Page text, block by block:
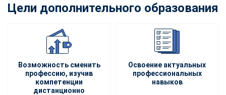
Цели дополнительного образования
Возможность сменить
профессию, изучив
компетенции
дистанционно
Освоение актуальных
профессиональных
навыков